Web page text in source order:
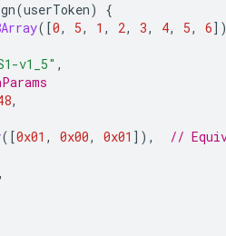
(userToken)
{
([0, 5, 1 , 2, 3, 4, 5, 6
v1_5" ,
,
([0x01 , 0x00, 0x01 ]),
//
,